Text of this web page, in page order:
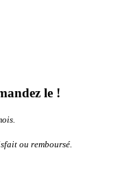
le !
ou remboursé.